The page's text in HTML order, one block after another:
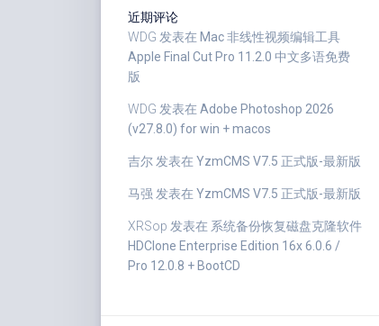
近期评论
WDG 发表在 Mac 非线性视频编辑工具
Apple Final Cut Pro 11.2.0 中文多语免费
版
WDG 发表在 Adobe Photoshop 2026
(v27.8.0) for win + macos
吉尔 发表在 YzmCMS V7.5 正式版-最新版
马强 发表在 YzmCMS V7.5 正式版-最新版
XRSop 发表在 系统备份恢复磁盘克隆软件
HDClone Enterprise Edition 16x 6.0.6 /
Pro 12.0.8 + BootCD